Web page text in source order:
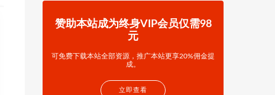
赞助本站成为终身VIP会员仅需98
元
可免费下载本站全部资源，推广本站更享20%佣金提
成。
立即查看